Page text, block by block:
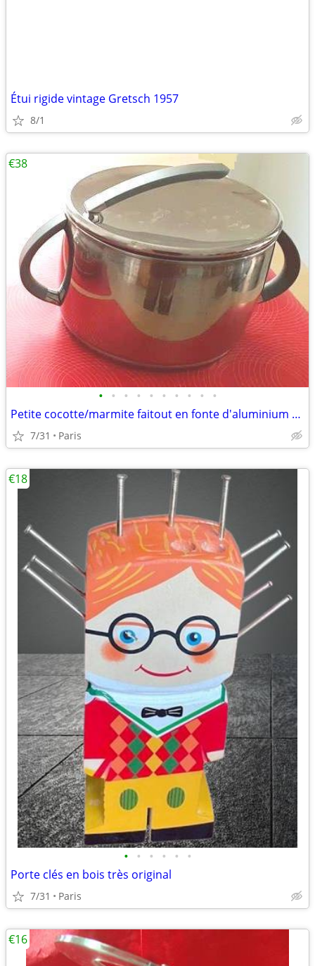
Étui rigide vintage Gretsch 1957
8/1
• • • • • • • • • •
Petite cocotte/marmite faitout en fonte d'aluminium pratique et de for
7/31 Paris
€38
• • • • • •
Porte clés en bois très original
7/31 Paris
€18
€16